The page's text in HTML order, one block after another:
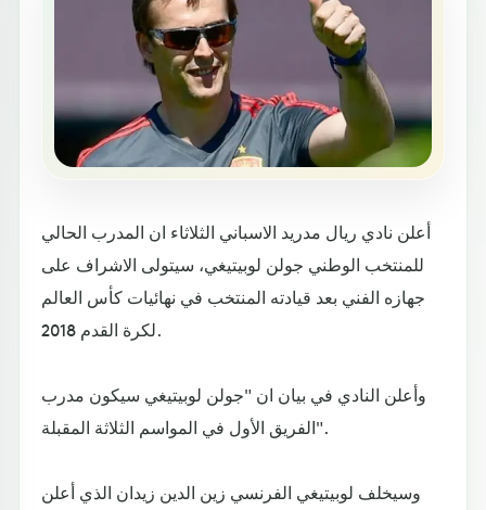
أعلن نادي ريال مدريد الاسباني الثلاثاء ان المدرب الحالي
للمنتخب الوطني جولن لوبيتيغي، سيتولى الاشراف على
جهازه الفني بعد قيادته المنتخب في نهائيات كأس العالم
لكرة القدم 2018.
وأعلن النادي في بيان ان "جولن لوبيتيغي سيكون مدرب
الفريق الأول في المواسم الثلاثة المقبلة".
وسيخلف لوبيتيغي الفرنسي زين الدين زيدان الذي أعلن